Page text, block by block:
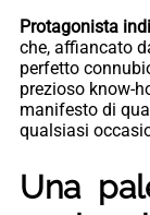
Protagonista
che, affiancato
perfetto
prezioso know-
manifesto di
qualsiasi
Una